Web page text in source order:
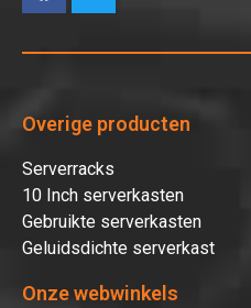
Overige producten
Serverracks
10 Inch serverkasten
Gebruikte serverkasten
Geluidsdichte serverkast
Onze webwinkels